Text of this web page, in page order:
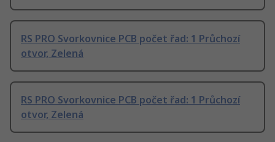
RS PRO Svorkovnice PCB počet řad: 1 Průchozí
otvor, Zelená
RS PRO Svorkovnice PCB počet řad: 1 Průchozí
otvor, Zelená